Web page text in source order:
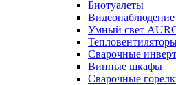
Биотуалеты
Видеонаблюдение
Умный свет
Сварочные
Винные шкафы
Сварочные